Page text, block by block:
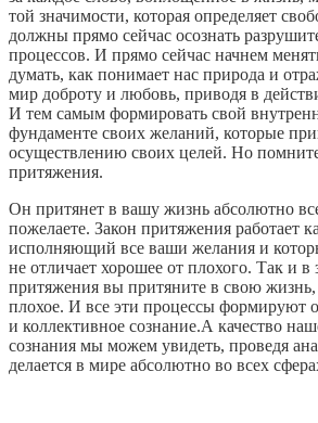
той значимости, которая определяет
должны прямо сейчас осознать
процессов. И прямо сейчас начнем
думать, как понимает нас природа и
мир доброту и любовь, приводя в
И тем самым формировать свой
фундаменте своих желаний, которые
осуществлению своих целей. Но
притяжения.
Он притянет в вашу жизнь абсолютно
пожелаете. Закон притяжения работает
исполняющий все ваши желания и
не отличает хорошее от плохого. Так и в
притяжения вы притяните в свою жизнь,
плохое. И все эти процессы формируют
и коллективное сознание.А качество
сознания мы можем увидеть, проведя
делается в мире абсолютно во всех